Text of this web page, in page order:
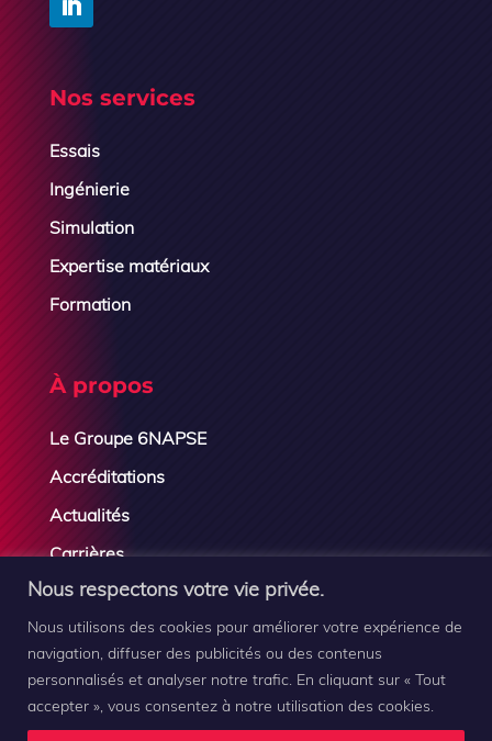
Nous respectons votre vie privée.
Nous utilisons des cookies pour améliorer votre expérience de
navigation, diffuser des publicités ou des contenus
personnalisés et analyser notre trafic. En cliquant sur « Tout
accepter », vous consentez à notre utilisation des cookies.
Nos services
Essais
Ingénierie
Simulation
Expertise matériaux
Formation
À propos
Le Groupe 6NAPSE
Accréditations
Actualités
Carrières
Contactez-nous